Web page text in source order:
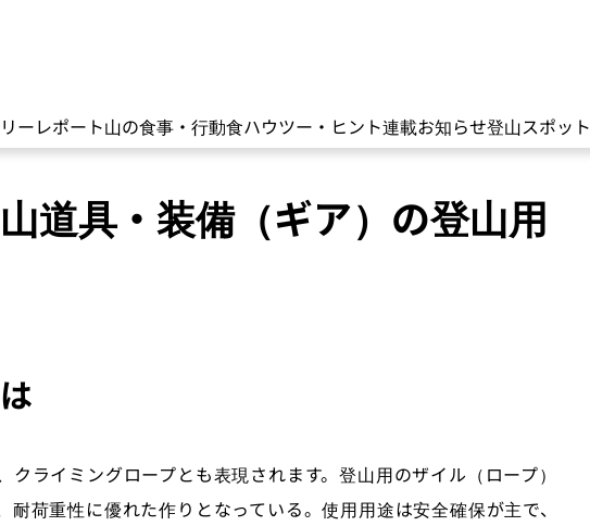
ーレポート山の食事・行動食ハウツー・ヒント連載お知らせ登山スポット
道具・装備（ギア）の登山用
クライミングロープとも表現されます。登山用のザイル（ロープ）
荷重性に優れた作りとなっている。使用用途は安全確保が主で、